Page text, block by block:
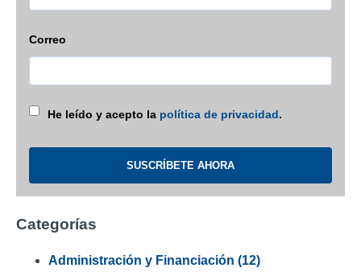
Correo
He leído y acepto la política de privacidad.
Categorías
Administración y Financiación (12)